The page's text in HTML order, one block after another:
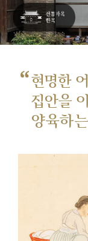
“현명한
집안을
양육하